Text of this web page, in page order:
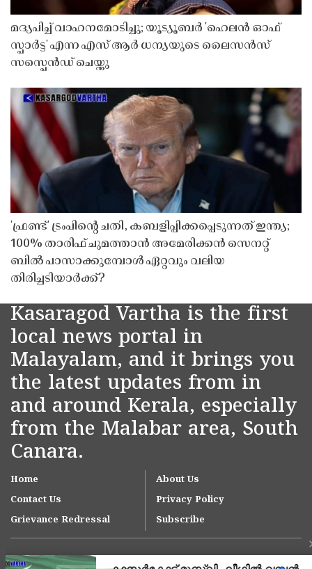
മദ്യപിച്ച് വാഹനമോടിച്ചു; യൂട്യൂബർ 'ഹെലൻ ഓഫ്
സ്പാർട്ട' എന്ന എസ് ആർ ധന്യയുടെ ലൈസൻസ്
സസ്പെൻഡ് ചെയ്തു ​​​​​​​
'ഫ്രണ്ട്' ട്രംപിന്റെ ചതി, കബളിപ്പിക്കപ്പെടുന്നത് ഇന്ത്യ;
100% താരിഫ് ചുമത്താൻ അമേരിക്കൻ സെനറ്റ്
ബിൽ പാസാക്കുമ്പോൾ ഏറ്റവും വലിയ
തിരിച്ചടിയാർക്ക്?
Kasaragod Vartha is the first
local news portal in
Malayalam, and it brings you
the latest updates from in
and around Kerala, especially
from the Malabar area, South
Canara.
Home
About Us
Contact Us
Privacy Policy
Grievance Redressal
Subscribe